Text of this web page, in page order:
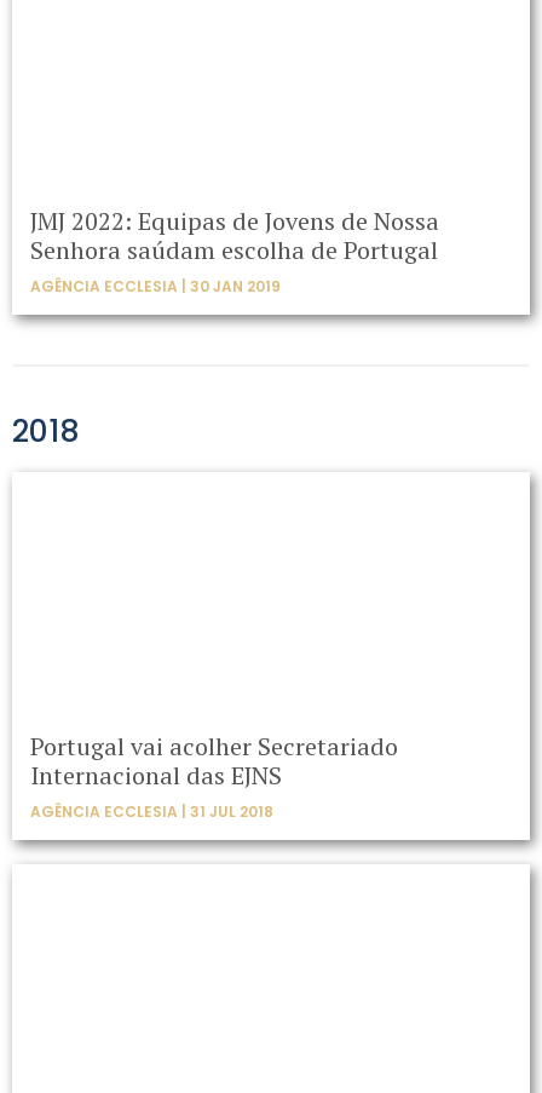
JMJ 2022: Equipas de Jovens de Nossa
Senhora saúdam escolha de Portugal
AGÊNCIA ECCLESIA | 30 JAN 2019
2018
Portugal vai acolher Secretariado
Internacional das EJNS
AGÊNCIA ECCLESIA | 31 JUL 2018